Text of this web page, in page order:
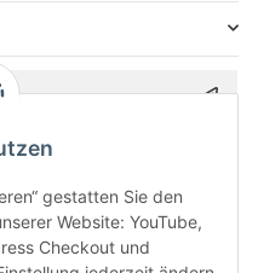
gestatten Sie den
Website: YouTube,
Checkout und